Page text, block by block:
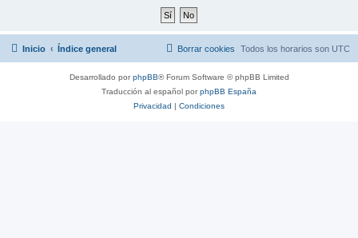
Inicio Índice general Todos los horarios son UTC
Borrar cookies
Desarrollado porphpBB® Forum Software © phpBB Limited
Traducción al español porphpBB España
Privacidad | Condiciones